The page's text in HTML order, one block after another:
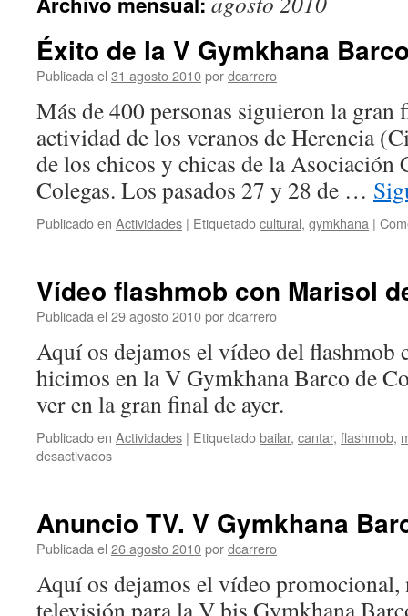
Éxito de la V Gymkhana
Publicada el 31 agosto 2010pordcarrero
Más de 400 personas siguieron la gran
actividad de los veranos de Herencia
de los chicos y chicas de la Asociación
Colegas. Los pasados 27 y 28 de …
Publicado en Actividades | Etiquetadocultural, gymkhana |
Vídeo flashmob con Marisol
Publicada el 29 agosto 2010pordcarrero
Aquí os dejamos el vídeo del flashmob
hicimos en la V Gymkhana Barco de
ver en la gran final de ayer.
Publicado en Actividades | Etiquetadobailar, cantar, flashmob,
desactivadosen
Marisol
de
V
Gymkhana
Anuncio TV. V Gymkhana
Publicada el 26 agosto 2010pordcarrero
Aquí os dejamos el vídeo promocional,
televisión para la V bis Gymkhana